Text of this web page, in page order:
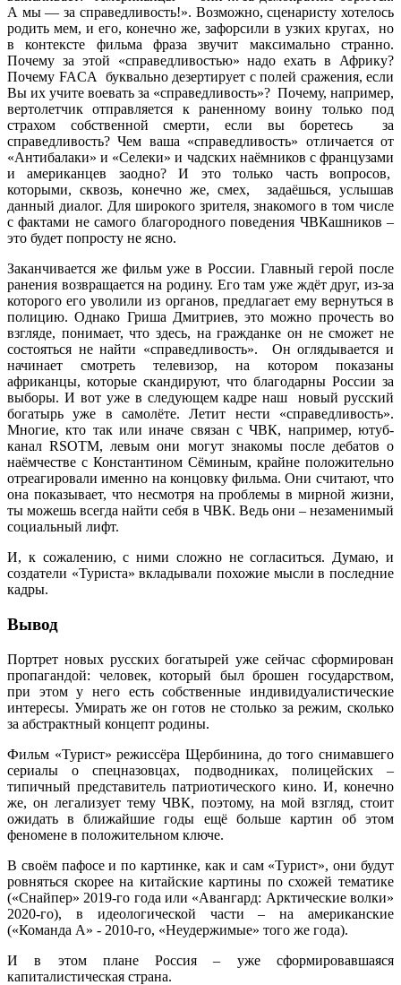
А мы — за справедливость!». Возможно, сценаристу хотелось
родить мем, и его, конечно же, зафорсили в узких кругах, но
в контексте фильма фраза звучит максимально странно.
Почему за этой «справедливостью» надо ехать в Африку?
Почему FACA буквально дезертирует с полей сражения, если
Вы их учите воевать за «справедливость»? Почему, например,
вертолетчик отправляется к раненному воину только под
страхом собственной смерти, если вы боретесь за
справедливость? Чем ваша «справедливость» отличается от
«Антибалаки» и «Селеки» и чадских наёмников с французами
и американцев заодно? И это только часть вопросов,
которыми, сквозь, конечно же, смех, задаёшься, услышав
данный диалог. Для широкого зрителя, знакомого в том числе
с фактами не самого благородного поведения ЧВКашников –
это будет попросту не ясно.
Заканчивается же фильм уже в России. Главный герой после
ранения возвращается на родину. Его там уже ждёт друг, из-за
которого его уволили из органов, предлагает ему вернуться в
полицию. Однако Гриша Дмитриев, это можно прочесть во
взгляде, понимает, что здесь, на гражданке он не сможет не
состояться не найти «справедливость». Он оглядывается и
начинает смотреть телевизор, на котором показаны
африканцы, которые скандируют, что благодарны России за
выборы. И вот уже в следующем кадре наш новый русский
богатырь уже в самолёте. Летит нести «справедливость».
Многие, кто так или иначе связан с ЧВК, например, ютуб-
канал RSOTM, левым они могут знакомы после дебатов о
наёмчестве с Константином Сёминым, крайне положительно
отреагировали именно на концовку фильма. Они считают, что
она показывает, что несмотря на проблемы в мирной жизни,
ты можешь всегда найти себя в ЧВК. Ведь они – незаменимый
социальный лифт.
И, к сожалению, с ними сложно не согласиться. Думаю, и
создатели «Туриста» вкладывали похожие мысли в последние
кадры.
Вывод
Портрет новых русских богатырей уже сейчас сформирован
пропагандой: человек, который был брошен государством,
при этом у него есть собственные индивидуалистические
интересы. Умирать же он готов не столько за режим, сколько
за абстрактный концепт родины.
Фильм «Турист» режиссёра Щербинина, до того снимавшего
сериалы о спецназовцах, подводниках, полицейских –
типичный представитель патриотического кино. И, конечно
же, он легализует тему ЧВК, поэтому, на мой взгляд, стоит
ожидать в ближайшие годы ещё больше картин об этом
феномене в положительном ключе.
В своём пафосе и по картинке, как и сам «Турист», они будут
ровняться скорее на китайские картины по схожей тематике
(«Снайпер» 2019-го года или «Авангард: Арктические волки»
2020-го), в идеологической части – на американские
(«Команда А» - 2010-го, «Неудержимые» того же года).
И в этом плане Россия – уже сформировавшаяся
капиталистическая страна.